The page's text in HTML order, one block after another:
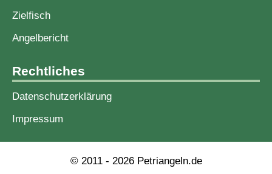
Zielfisch
Angelbericht
Rechtliches
Datenschutzerklärung
Impressum
© 2011 - 2026 Petriangeln.de